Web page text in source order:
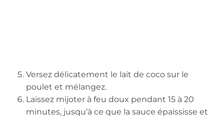
Versez délicatement le lait de coco sur le
poulet et mélangez.
Laissez mijoter à feu doux pendant 15 à 20
minutes, jusqu’à ce que la sauce épaississe et